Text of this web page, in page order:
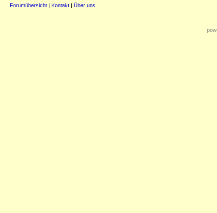
Forumübersicht | Kontakt | Über uns